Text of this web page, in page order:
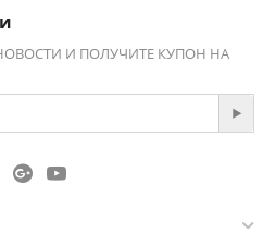
И ПОЛУЧИТЕ КУПОН НА